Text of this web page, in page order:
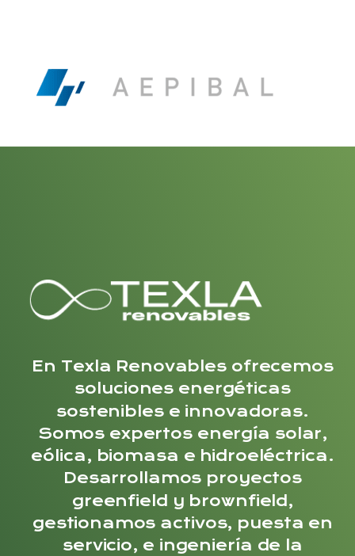
En Texla Renovables ofrecemos
soluciones energéticas
sostenibles e innovadoras.
Somos expertos energía solar,
eólica, biomasa e hidroeléctrica.
Desarrollamos proyectos
greenfield y brownfield,
gestionamos activos, puesta en
servicio, e ingeniería de la